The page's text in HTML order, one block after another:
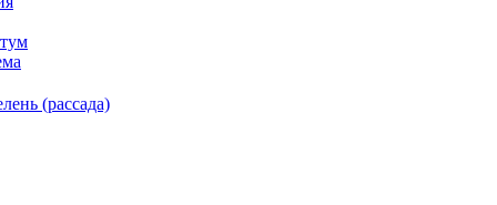
(рассада)